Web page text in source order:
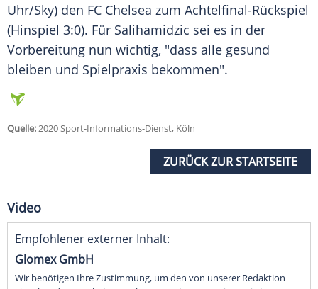
Uhr/Sky) den FC Chelsea zum Achtelfinal-Rückspiel
(Hinspiel 3:0). Für Salihamidzic sei es in der
Vorbereitung nun wichtig, "dass alle gesund
bleiben und Spielpraxis bekommen".
Quelle:2020 Sport-Informations-Dienst, Köln
ZURÜCK ZUR STARTSEITE
Video
Empfohlener externer Inhalt:
Glomex GmbH
Wir benötigen Ihre Zustimmung, um den von unserer Redaktion